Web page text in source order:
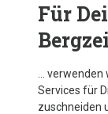
Du sparst 10%
Für
…
Services für
zuschneiden